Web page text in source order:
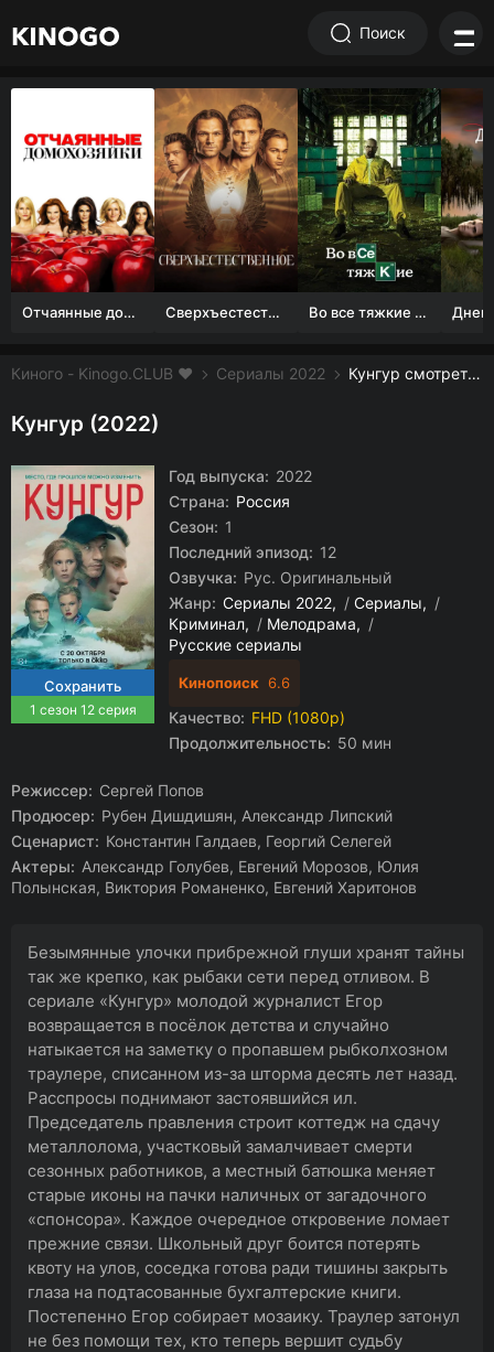
Поиск
Отчаянные домохозяйки (1 сезон) Сверхъестественное Во все тяжкие 1-5 сезон
Киного - Kinogo.CLUB ❤️ Сериалы 2022 Кунгур смотреть онлайн бесплатно
Кунгур (2022)
1 сезон 12 серия
Год выпуска: 2022
Страна: Россия
Сезон: 1
Последний эпизод: 12
Озвучка: Рус. Оригинальный
Жанр: Сериалы 2022 / Сериалы
/
Криминал
/ Мелодрама
/
Русские сериалы
Кинопоиск 6.6
Качество: FHD (1080p)
Продолжительность: 50 мин
Режиссер: Сергей Попов
Продюсер: Рубен Дишдишян, Александр Липский
Сценарист: Константин Галдаев, Георгий Селегей
Актеры: Александр Голубев, Евгений Морозов, Юлия
Полынская, Виктория Романенко, Евгений Харитонов
Безымянные улочки прибрежной глуши хранят тайны
так же крепко, как рыбаки сети перед отливом. В
сериале «Кунгур» молодой журналист Егор
возвращается в посёлок детства и случайно
натыкается на заметку о пропавшем рыбколхозном
траулере, списанном из-за шторма десять лет назад.
Расспросы поднимают застоявшийся ил.
Председатель правления строит коттедж на сдачу
металлолома, участковый замалчивает смерти
сезонных работников, а местный батюшка меняет
старые иконы на пачки наличных от загадочного
«спонсора». Каждое очередное откровение ломает
прежние связи. Школьный друг боится потерять
квоту на улов, соседка готова ради тишины закрыть
глаза на подтасованные бухгалтерские книги.
Постепенно Егор собирает мозаику. Траулер затонул
не без помощи тех, кто теперь вершит судьбу